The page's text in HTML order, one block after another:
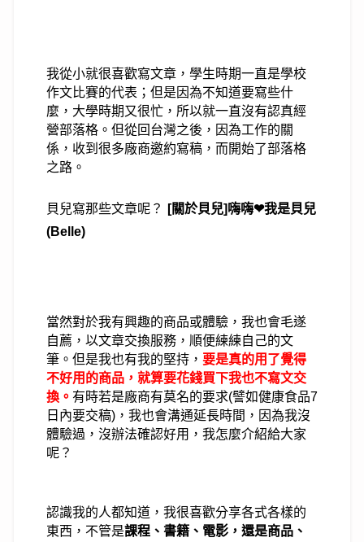
我從小就很喜歡寫文章， 學生時期一直是學校
作文比賽的代表； 但是因為不知道要寫些什
麼， 大學時期又很忙，所以就一直沒有認真經
營部落格。 但從回台灣之後， 因為工作的關
係，收到很多廠商邀約寫稿，而開始了部落格
之路。
貝兒寫那些文章呢？
[關於貝兒]嗨嗨❤我是貝兒
(Belle)
當然對於我有興趣的商品或體驗，我也會毛遂
自薦， 以文章交換服務，順便練練自己的文
筆。 但是我也有我的堅持， 要是真的用了覺得
不好用的商品， 就算要花錢買下我也不寫文交
換。 有時若是廠商有莫名的要求(譬如健康食品7
日內要交稿)，我也會溝通延長時間， 因為我沒
體驗過，沒辦法確認好用，我怎麼介紹給大家
呢？
認識我的人都知道，我很喜歡分享各式各樣的
東西， 不管是課程、書籍、電影，還是商品、